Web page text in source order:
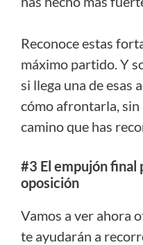
Reconoce estas
máximo partido. Y
si llega una de esas
cómo afrontarla,
camino que has
#3 El empujón final
oposición
Vamos a ver ahora
te ayudarán a